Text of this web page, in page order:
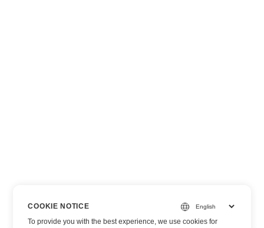
COOKIE NOTICE
To provide you with the best experience, we use cookies for